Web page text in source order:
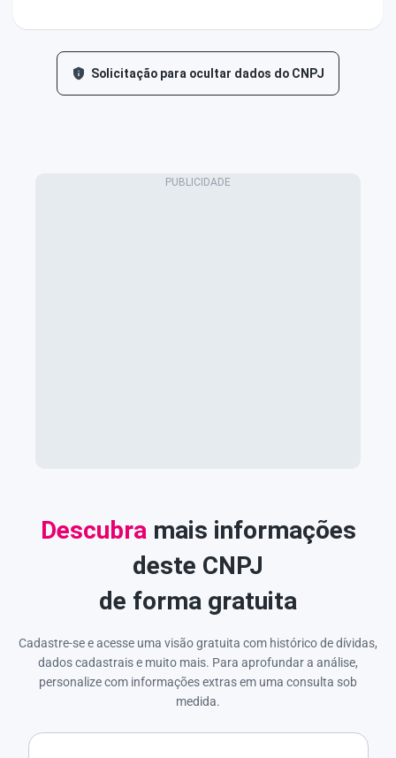
Solicitação para ocultar dados do CNPJ
Descubra mais informações
deste CNPJ
de forma gratuita
Cadastre-se e acesse uma visão gratuita com histórico de dívidas,
dados cadastrais e muito mais. Para aprofundar a análise,
personalize com informações extras em uma consulta sob
medida.